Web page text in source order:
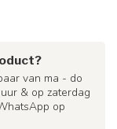
van ma - do
& op zaterdag
op